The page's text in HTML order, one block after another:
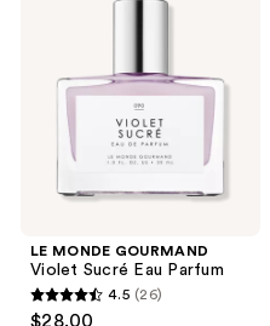
LE MONDE GOURMAND
Violet Sucré Eau Parfum
4.5
4.5 (26)
$28.00